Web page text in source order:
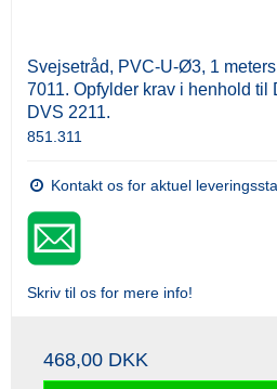
Svejsetråd, PVC-U-Ø3, 1
7011. Opfylder krav i henhold til
DVS 2211.
851.311
Kontakt os for aktuel
Skriv til os for mere info!
468,00 DKK